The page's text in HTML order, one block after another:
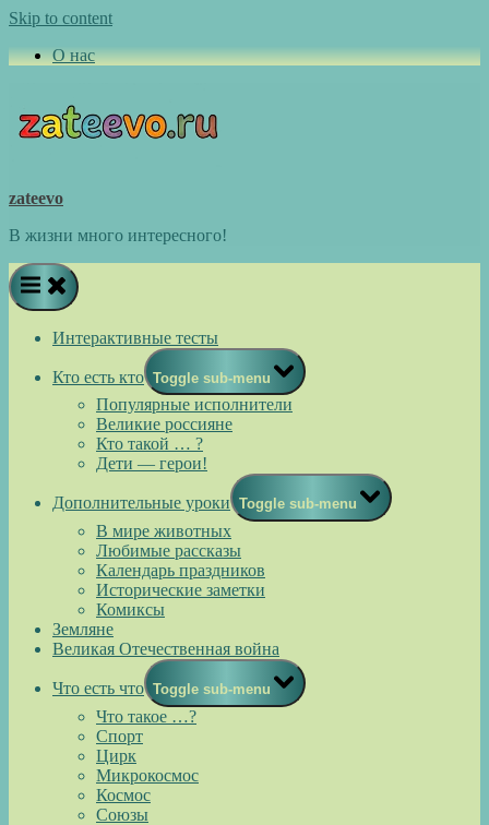
Skip to content
О нас
zateevo
В жизни много интересного!
Интерактивные тесты
Кто есть кто Toggle sub-menu
Популярные исполнители
Великие россияне
Кто такой … ?
Дети — герои!
Дополнительные уроки Toggle sub-menu
В мире животных
Любимые рассказы
Календарь праздников
Исторические заметки
Комиксы
Земляне
Великая Отечественная война
Что есть что Toggle sub-menu
Что такое …?
Спорт
Цирк
Микрокосмос
Космос
Союзы